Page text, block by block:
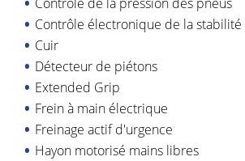
Contrôle électronique de la stabilité
Cuir
Détecteur de piétons
Extended Grip
Frein à main électrique
Freinage actif d'urgence
Hayon motorisé mains libres